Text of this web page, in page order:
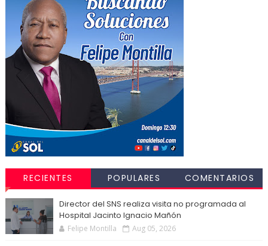
RECIENTES POPULARES COMENTARIOS
Director del SNS realiza visita no programada al
Hospital Jacinto Ignacio Mañón
Felipe Montilla Aug 05, 2026